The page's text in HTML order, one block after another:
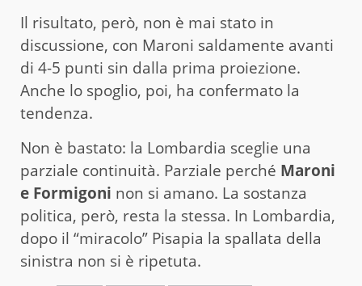
Il risultato, però, non è mai stato in
discussione, con Maroni saldamente avanti
di 4-5 punti sin dalla prima proiezione.
Anche lo spoglio, poi, ha confermato la
tendenza.
Non è bastato: la Lombardia sceglie una
parziale continuità. Parziale perché Maroni
e Formigoni non si amano. La sostanza
politica, però, resta la stessa. In Lombardia,
dopo il “miracolo” Pisapia la spallata della
sinistra non si è ripetuta.